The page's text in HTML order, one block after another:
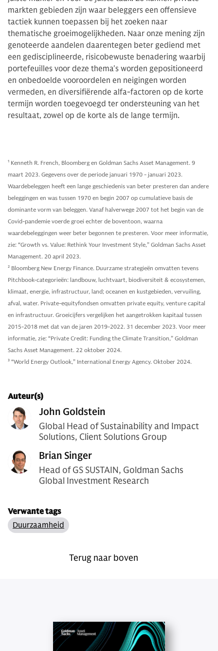
markten gebieden zijn waar beleggers een offensieve
tactiek kunnen toepassen bij het zoeken naar
thematische groeimogelijkheden. Naar onze mening zijn
genoteerde aandelen daarentegen beter gediend met
een gedisciplineerde, risicobewuste benadering waarbij
portefeuilles voor deze thema's worden gepositioneerd
en onbedoelde vooroordelen en neigingen worden
vermeden, en diversifiërende alfa-factoren op de korte
termijn worden toegevoegd ter ondersteuning van het
resultaat, zowel op de korte als de lange termijn.
1 Kenneth R. French, Bloomberg en Goldman Sachs Asset Management. 9
maart 2023. Gegevens over de periode januari 1970 - januari 2023.
Waardebeleggen heeft een lange geschiedenis van beter presteren dan andere
beleggingen en was tussen 1970 en begin 2007 op cumulatieve basis de
dominante vorm van beleggen. Vanaf halverwege 2007 tot het begin van de
Covid-pandemie voerde groei echter de boventoon, waarna
waardebeleggingen weer beter begonnen te presteren. Voor meer informatie,
zie: “Growth vs. Value: Rethink Your Investment Style,” Goldman Sachs Asset
Management. 20 april 2023.
2 Bloomberg New Energy Finance. Duurzame strategieën omvatten tevens
Pitchbook-categorieën: landbouw, luchtvaart, biodiversiteit & ecosystemen,
klimaat, energie, infrastructuur, land; oceanen en kustgebieden, vervuiling,
afval, water. Private-equityfondsen omvatten private equity, venture capital
en infrastructuur. Groeicijfers vergelijken het aangetrokken kapitaal tussen
2015-2018 met dat van de jaren 2019-2022. 31 december 2023. Voor meer
informatie, zie: “Private Credit: Funding the Climate Transition,” Goldman
Sachs Asset Management. 22 oktober 2024.
3 “World Energy Outlook,” International Energy Agency. Oktober 2024.
Auteur(s)
John Goldstein
Global Head of Sustainability and Impact
Solutions, Client Solutions Group
Brian Singer
Head of GS SUSTAIN, Goldman Sachs
Global Investment Research
Verwante tags
Duurzaamheid
Terug naar boven